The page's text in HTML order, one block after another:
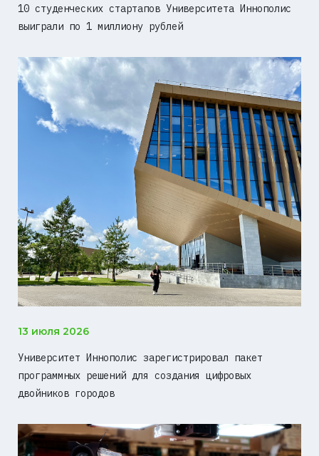
10 студенческих стартапов Университета Иннополис
выиграли по 1 миллиону рублей
13 июля 2026
Университет Иннополис зарегистрировал пакет
программных решений для создания цифровых
двойников городов